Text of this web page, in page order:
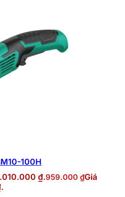
100H
₫.959.000 ₫Giá